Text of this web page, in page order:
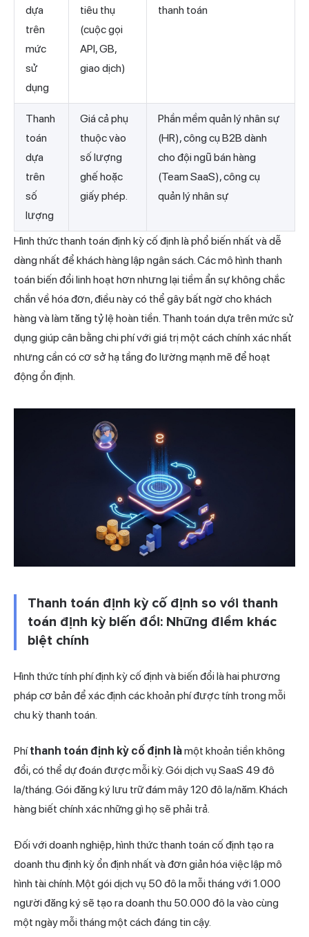
dựa
trên
mức
sử
dụng
tiêu thụ
(cuộc gọi
API, GB,
giao dịch)
thanh toán
Thanh
toán
dựa
trên
số
lượng
Giá cả phụ
thuộc vào
số lượng
ghế hoặc
giấy phép.
Phần mềm quản lý nhân sự
(HR), công cụ B2B dành
cho đội ngũ bán hàng
(Team SaaS), công cụ
quản lý nhân sự
Hình thức thanh toán định kỳ cố định là phổ biến nhất và dễ
dàng nhất để khách hàng lập ngân sách. Các mô hình thanh
toán biến đổi linh hoạt hơn nhưng lại tiềm ẩn sự không chắc
chắn về hóa đơn, điều này có thể gây bất ngờ cho khách
hàng và làm tăng tỷ lệ hoàn tiền. Thanh toán dựa trên mức sử
dụng giúp cân bằng chi phí với giá trị một cách chính xác nhất
nhưng cần có cơ sở hạ tầng đo lường mạnh mẽ để hoạt
động ổn định.
Thanh toán định kỳ cố định so với thanh
toán định kỳ biến đổi: Những điểm khác
biệt chính
Hình thức tính phí định kỳ cố định và biến đổi là hai phương
pháp cơ bản để xác định các khoản phí được tính trong mỗi
chu kỳ thanh toán.
Phíthanh toán định kỳ cố định làmột khoản tiền không
đổi, có thể dự đoán được mỗi kỳ. Gói dịch vụ SaaS 49 đô
la/tháng. Gói đăng ký lưu trữ đám mây 120 đô la/năm. Khách
hàng biết chính xác những gì họ sẽ phải trả.
Đối với doanh nghiệp, hình thức thanh toán cố định tạo ra
doanh thu định kỳ ổn định nhất và đơn giản hóa việc lập mô
hình tài chính. Một gói dịch vụ 50 đô la mỗi tháng với 1.000
người đăng ký sẽ tạo ra doanh thu 50.000 đô la vào cùng
một ngày mỗi tháng một cách đáng tin cậy.